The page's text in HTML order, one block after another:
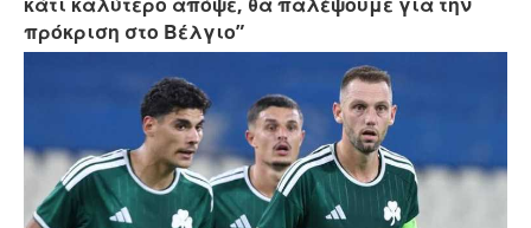
πρόκριση στο Βέλγιο”